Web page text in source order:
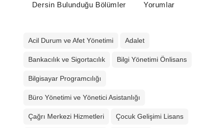
Dersin Bulunduğu Bölümler Yorumlar
Acil Durum ve Afet Yönetimi Adalet
Bankacılık ve Sigortacılık Bilgi Yönetimi Önlisans
Bilgisayar Programcılığı
Büro Yönetimi ve Yönetici Asistanlığı
Çağrı Merkezi Hizmetleri Çocuk Gelişimi Lisans